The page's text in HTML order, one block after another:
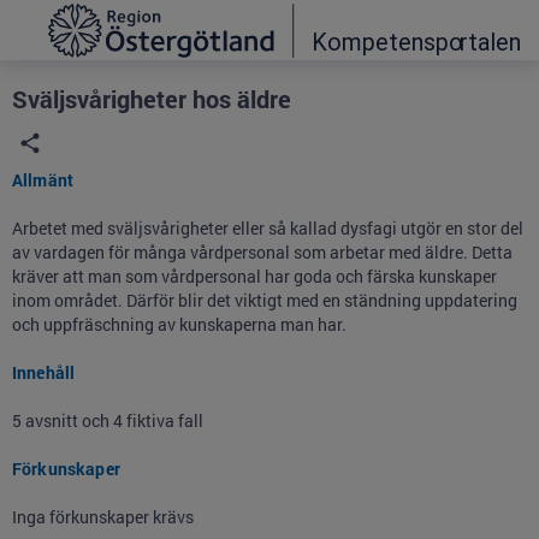
Grade
Portal
Sväljsvårigheter hos äldre
Allmänt
Arbetet med sväljsvårigheter eller så kallad dysfagi utgör en stor del
av vardagen för många vårdpersonal som arbetar med äldre. Detta
kräver att man som vårdpersonal har goda och färska kunskaper
inom området. Därför blir det viktigt med en ständning uppdatering
och uppfräschning av kunskaperna man har.
Innehåll
5 avsnitt och 4 fiktiva fall
Förkunskaper
Inga förkunskaper krävs